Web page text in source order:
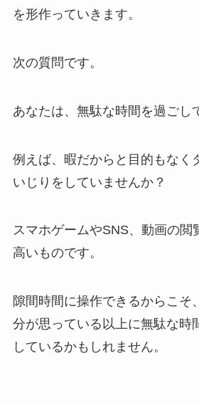
を形作っていきます。
次の質問です。
あなたは、無駄な時間を過ごし
例えば、暇だからと目的もなく
いじりをしていませんか？
スマホゲームやSNS、動画の閲
高いものです。
隙間時間に操作できるからこそ
分が思っている以上に無駄な時
しているかもしれません。